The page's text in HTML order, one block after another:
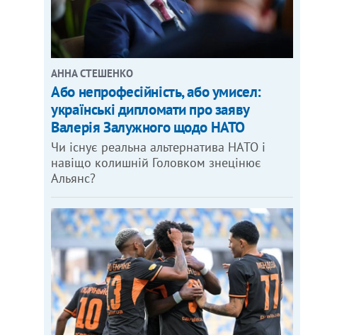
АННА СТЕШЕНКО
Або непрофесійність, або умисел:
українські дипломати про заяву
Валерія Залужного щодо НАТО
Чи існує реальна альтернатива НАТО і
навіщо колишній Головком знецінює
Альянс?